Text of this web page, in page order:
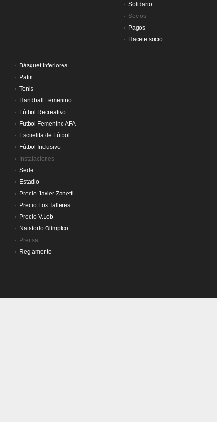
Solidario
Socios
Pagos
Hacete socio
Básquet Inferiores
Patin
Tenis
Handball Femenino
Fútbol Recreativo
Futbol Femenino AFA
Escuelita de Fútbol
Fútbol Inclusivo
Instalaciones
Sede
Estadio
Predio Javier Zanetti
Predio Los Talleres
Predio V.Lob
Natatorio Olímpico
Prensa
Reglamento